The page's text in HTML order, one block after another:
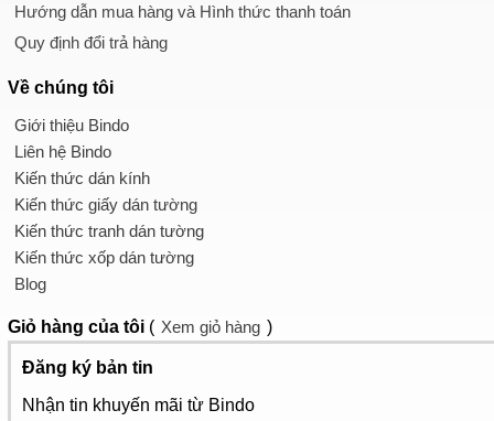
Hướng dẫn mua hàng và Hình thức thanh toán
Quy định đổi trả hàng
Về chúng tôi
Giới thiệu Bindo
Liên hệ Bindo
Kiến thức dán kính
Kiến thức giấy dán tường
Kiến thức tranh dán tường
Kiến thức xốp dán tường
Blog
Giỏ hàng của tôi ( Xem giỏ hàng )
Đăng ký bản tin
Nhận tin khuyến mãi từ Bindo